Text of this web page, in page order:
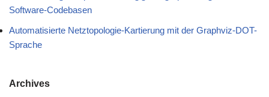
Software-Codebasen
Automatisierte Netztopologie-Kartierung mit der Graphviz-DOT-
Sprache
Archives